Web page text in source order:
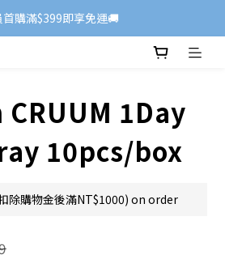
購滿$399即享免運🚚
1Day
10pcs/box
除購物金後滿NT$1000) on order